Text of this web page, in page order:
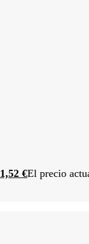
1,52 €El precio